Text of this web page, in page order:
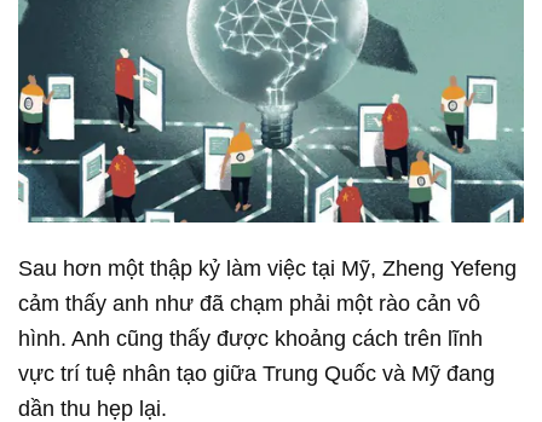
Sau hơn một thập kỷ làm việc tại Mỹ, Zheng Yefeng
cảm thấy anh như đã chạm phải một rào cản vô
hình. Anh cũng thấy được khoảng cách trên lĩnh
vực trí tuệ nhân tạo giữa Trung Quốc và Mỹ đang
dần thu hẹp lại.